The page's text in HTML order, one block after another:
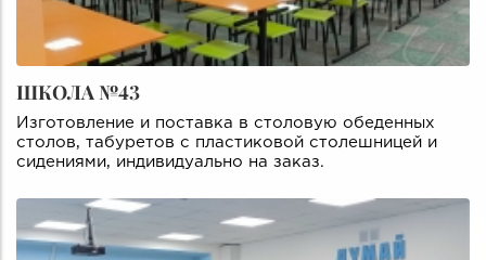
ШКОЛА №43
Изготовление и поставка в столовую обеденных
столов, табуретов с пластиковой столешницей и
сидениями, индивидуально на заказ.